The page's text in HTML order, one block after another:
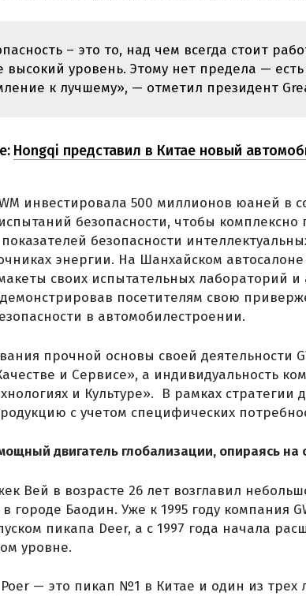
– это то, над чем всегда стоит
высокий уровень. Этому нет предела —
к лучшему», — отметил президент
Hongqi представил в Китае новый
инвестировала 500 миллионов юаней в
безопасности, чтобы комплексно
безопасности
энергии. На Шанхайском
своих испытательных лабораторий
посетителям свою
в автомобилестроении.
прочной основы своей деятельности
и Сервисе», а индивидуальность
и Культуре». В рамках
с учетом специфических
двигатель глобализации, опираясь на
Вей в возрасте 26 лет возглавил
городе Баодин. Уже к 1995 году компания
пикапа Deer, а с 1997 года начала
уровне.
Poer — это пикап №1 в Китае и один из трех